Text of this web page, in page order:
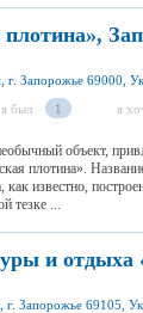
плотина»,
г. Запорожье 69000,
я был 1 я
объект,
плотина».
как известно,
тезке ...
и отдыха
г. Запорожье 69105,